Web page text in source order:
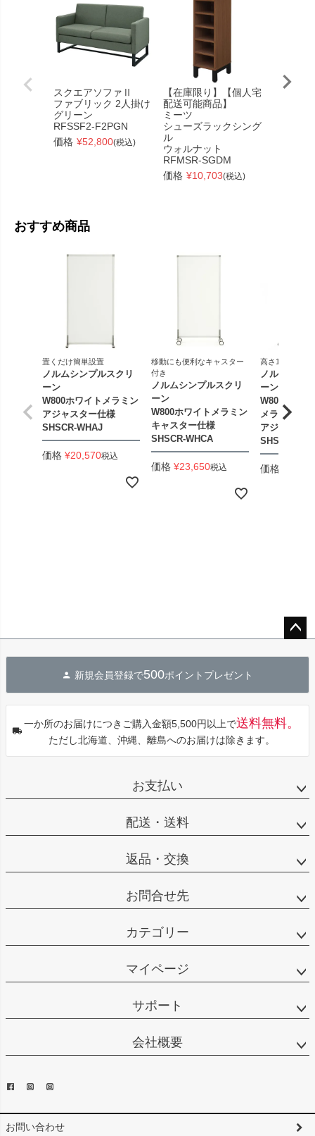
スクエアソファⅡ
ファブリック 2人掛け
グリーン
RFSSF2-F2PGN
価格 ¥52,800(税込)
【在庫限り】【個人宅
配送可能商品】
ミーツ
シューズラックシング
ル
ウォルナット
RFMSR-SGDM
価格 ¥10,703(税込)
リスタ
おすすめ商品
置くだけ簡単設置
ノルムシンプルスクリ
ーン
W800ホワイトメラミン
アジャスター仕様
SHSCR-WHAJ
価格 ¥20,570税込
移動にも便利なキャスター
付き
ノルムシンプルスクリ
ーン
W800ホワイトメラミン
キャスター仕様
SHSCR-WHCA
価格 ¥23,650税込
高さ1200のロ
ノルムシン
ーン
メラミン
アジャスタ
SHSCR-
価格
へ
新規会員登録で500ポイントプレゼント
一か所のお届けにつきご購入金額5,500円以上で送料無料。
ただし北海道、沖縄、離島へのお届けは除きます。
お支払い
配送・送料
返品・交換
お問合せ先
カテゴリー
マイページ
サポート
会社概要
お問い合わせ